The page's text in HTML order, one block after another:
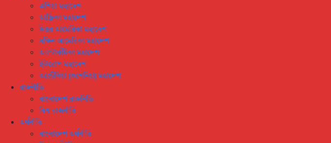
এশিয়া মহাদেশ
আফ্রিকা মহাদেশ
উত্তর আমেরিকা মহাদেশ
দক্ষিন আমেরিকা মহাদেশ
অ্যান্টার্কটিকা মহাদেশ
ইউরোপ মহাদেশ
অস্ট্রেলিয়া (ওশেনিয়া) মহাদেশ
রাজনীতি
বাংলাদেশ রাজনিতি
বিশ্ব রাজনীতি
অর্থনীতি
বাংলাদেশ অর্থনীতি